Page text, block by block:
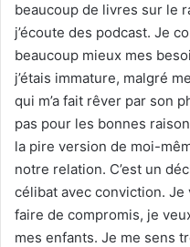
beaucoup de livres sur le
j’écoute des podcast. Je
beaucoup mieux mes
j’étais immature, malgré
qui m’a fait rêver par son
pas pour les bonnes
la pire version de moi-
notre relation. C’est un
célibat avec conviction.
faire de compromis, je
mes enfants. Je me sens